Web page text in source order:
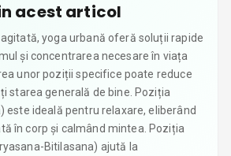
acest articol
yoga urbană oferă soluții rapide
și concentrarea necesare în viața
unor poziții specifice poate reduce
starea generală de bine. Poziția
este ideală pentru relaxare, eliberând
în corp și calmând mintea. Poziția
Bitilasana) ajută la